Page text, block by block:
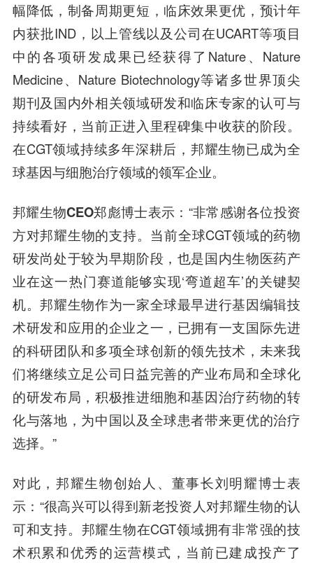
幅降低，制备周期更短，临床效果更优，预计年
内获批IND，以上管线以及公司在UCART等项目
中的各项研发成果已经获得了Nature、Nature
Medicine、Nature Biotechnology等诸多世界顶尖
期刊及国内外相关领域研发和临床专家的认可与
持续看好，当前正进入里程碑集中收获的阶段。
在CGT领域持续多年深耕后，邦耀生物已成为全
球基因与细胞治疗领域的领军企业。
邦耀生物CEO郑彪博士表示：“非常感谢各位投资
方对邦耀生物的支持。当前全球CGT领域的药物
研发尚处于较为早期阶段，也是国内生物医药产
业在这一热门赛道能够实现‘弯道超车’的关键契
机。邦耀生物作为一家全球最早进行基因编辑技
术研发和应用的企业之一，已拥有一支国际先进
的科研团队和多项全球创新的领先技术，未来我
们将继续立足公司日益完善的产业布局和全球化
的研发布局，积极推进细胞和基因治疗药物的转
化与落地，为中国以及全球患者带来更优的治疗
选择。”
对此， 邦耀生物创始人、董事长刘明耀博士表
示：“很高兴可以得到新老投资人对邦耀生物的认
可和支持。邦耀生物在CGT领域拥有非常强的技
术积累和优秀的运营模式，当前已建成投产了